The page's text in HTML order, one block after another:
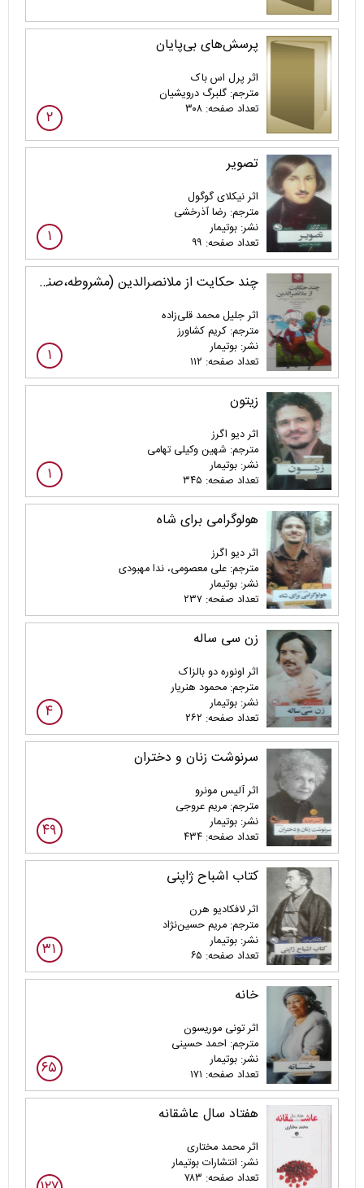
پرسش‌های بی‌پایان
اثر پرل اس باک
مترجم: گلبرگ درویشیان
تعداد صفحه: ۳۰۸
۲
تصویر
اثر نیکلای گوگول
مترجم: رضا آذرخشی
نشر: بوتیمار
تعداد صفحه: ۹۹
۱
چند حکایت از ملانصرالدین (مشروطه،‌صندوق پست، تسبیح‌خان و...)
اثر جلیل محمد قلی‌زاده
مترجم: کریم کشاورز
نشر: بوتیمار
تعداد صفحه: ۱۱۲
۱
زیتون
اثر دیو اگرز
مترجم: شهین وکیلی تهامی
نشر: بوتیمار
تعداد صفحه: ۳۴۵
۱
هولوگرامی برای شاه
اثر دیو اگرز
مترجم: علی معصومی، ندا مهبودی
نشر: بوتیمار
تعداد صفحه: ۲۳۷
زن سی‌ ساله
اثر اونوره دو بالزاک
مترجم: محمود هنریار
نشر: بوتیمار
تعداد صفحه: ۲۶۲
۴
سرنوشت زنان و دختران
اثر آلیس مونرو
مترجم: مریم عروجی
نشر: بوتیمار
تعداد صفحه: ۴۳۴
۴۹
کتاب اشباح ژاپنی
اثر لافکادیو هرن
مترجم: مریم حسین‌نژاد
نشر: بوتیمار
تعداد صفحه: ۶۵
۳۱
خانه
اثر تونی موریسون
مترجم: احمد حسینی
نشر: بوتیمار
تعداد صفحه: ۱۷۱
۶۵
هفتاد سال عاشقانه
اثر محمد مختاری
نشر: انتشارات بوتیمار
تعداد صفحه: ۷۸۳